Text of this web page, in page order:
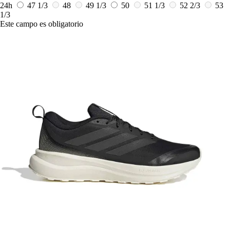
24h
47 1/3 48 49 1/3 50 51 1/3 52 2/3
53
1/3
Este campo es obligatorio